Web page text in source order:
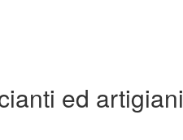
ed artigiani